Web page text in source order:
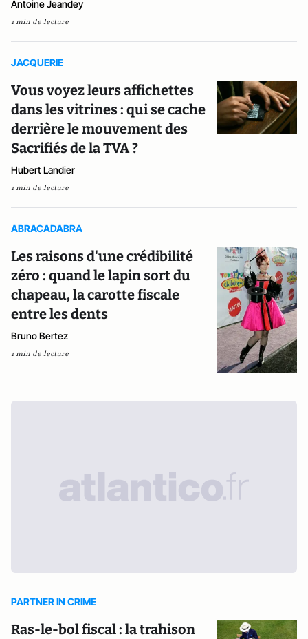
Antoine Jeandey
1 min de lecture
JACQUERIE
Vous voyez leurs affichettes
dans les vitrines : qui se cache
derrière le mouvement des
Sacrifiés de la TVA ?
Hubert Landier
1 min de lecture
ABRACADABRA
Les raisons d'une crédibilité
zéro : quand le lapin sort du
chapeau, la carotte fiscale
entre les dents
Bruno Bertez
1 min de lecture
PARTNER IN CRIME
Ras-le-bol fiscal : la trahison